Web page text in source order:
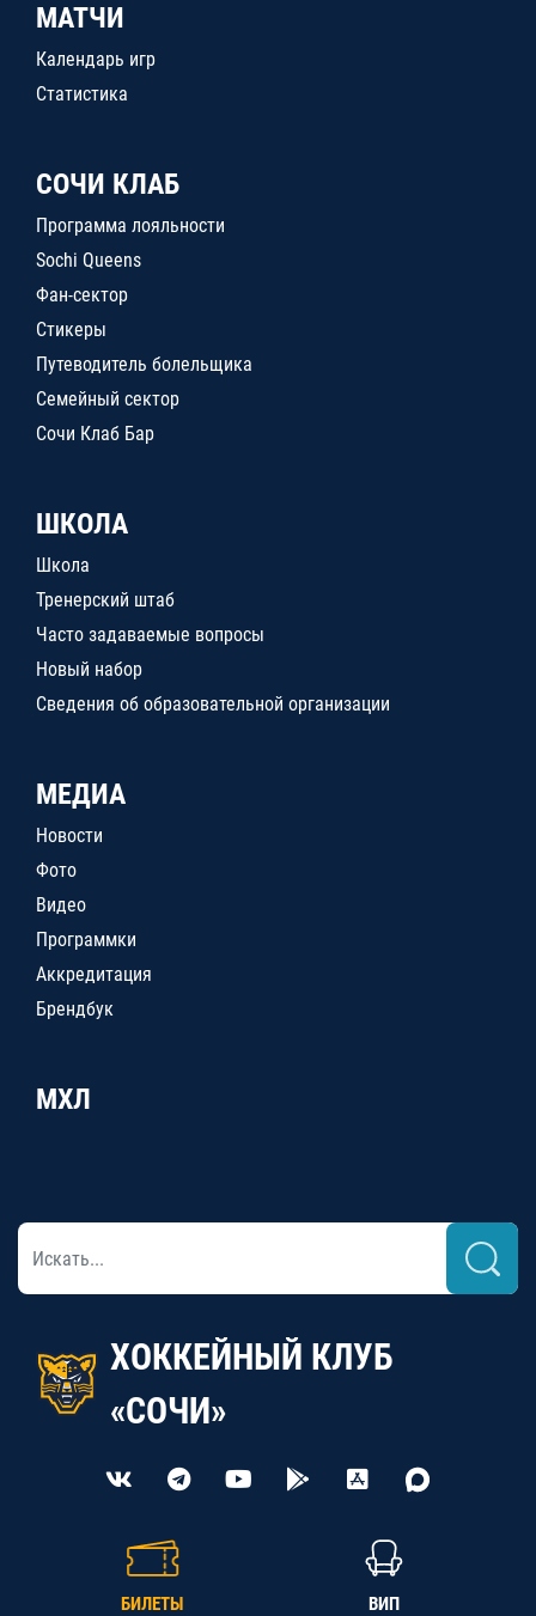
МАТЧИ
Календарь игр
Статистика
СОЧИ КЛАБ
Программа лояльности
Sochi Queens
Фан-сектор
Стикеры
Путеводитель болельщика
Семейный сектор
Сочи Клаб Бар
ШКОЛА
Школа
Тренерский штаб
Часто задаваемые вопросы
Новый набор
Сведения об образовательной организации
МЕДИА
Новости
Фото
Видео
Программки
Аккредитация
Брендбук
МХЛ
ХОККЕЙНЫЙ КЛУБ
«СОЧИ»
БИЛЕТЫ ВИП